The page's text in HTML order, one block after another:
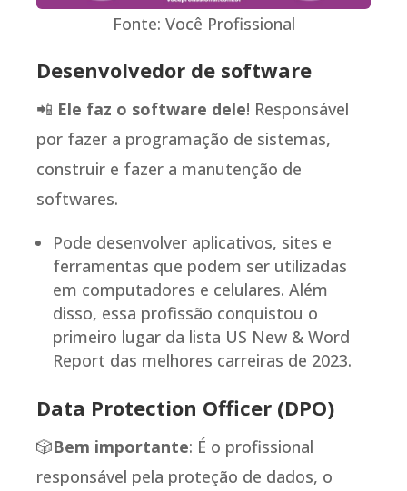
Fonte: Você Profissional
Desenvolvedor de software
📲 Ele faz o software dele! Responsável
por fazer a programação de sistemas,
construir e fazer a manutenção de
softwares.
Pode desenvolver aplicativos, sites e
ferramentas que podem ser utilizadas
em computadores e celulares. Além
disso, essa profissão conquistou o
primeiro lugar da lista US New & Word
Report das melhores carreiras de 2023.
Data Protection Officer (DPO)
🎲Bem importante: É o profissional
responsável pela proteção de dados, o